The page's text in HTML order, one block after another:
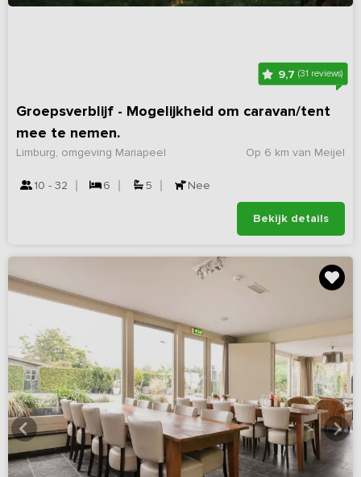
9,7(31 reviews)
Groepsverblijf - Mogelijkheid om caravan/tent
mee te nemen.
Op 6 km van Meijel
Limburg, omgeving Mariapeel
10 - 32 6 5 Nee
Bekijk details